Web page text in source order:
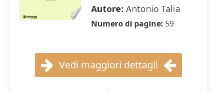
Autore: Antonio Talia
Numero di pagine: 59
Vedi maggiori dettagli